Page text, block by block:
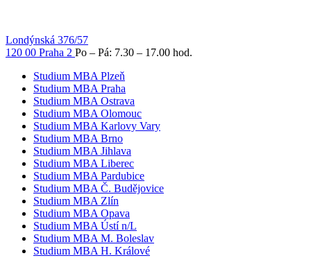
Londýnská 376/57
120 00 Praha 2 Po – Pá: 7.30 – 17.00 hod.
Studium MBA Plzeň
Studium MBA Praha
Studium MBA Ostrava
Studium MBA Olomouc
Studium MBA Karlovy Vary
Studium MBA Brno
Studium MBA Jihlava
Studium MBA Liberec
Studium MBA Pardubice
Studium MBA Č. Budějovice
Studium MBA Zlín
Studium MBA Opava
Studium MBA Ústí n/L
Studium MBA M. Boleslav
Studium MBA H. Králové